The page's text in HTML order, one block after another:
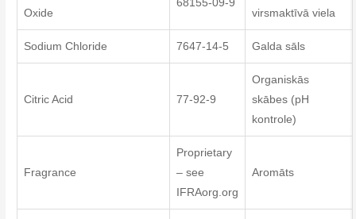
Oxide
68155-09-9
virsmaktīvā viela
Sodium Chloride 7647-14-5 Galda sāls
Citric Acid 77-92-9
Organiskās
skābes (pH
kontrole)
Fragrance
Proprietary
– see
IFRAorg.org
Aromāts